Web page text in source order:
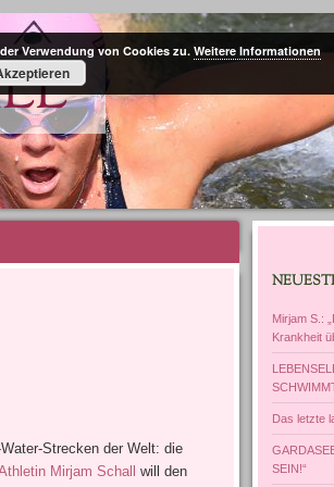
Strecken der Welt: die
Mirjam Schall
will den
Mirjam S.:
Krankheit
Das letzte
SEIN!“
Verwendung von Cookies zu. Weitere Informationen